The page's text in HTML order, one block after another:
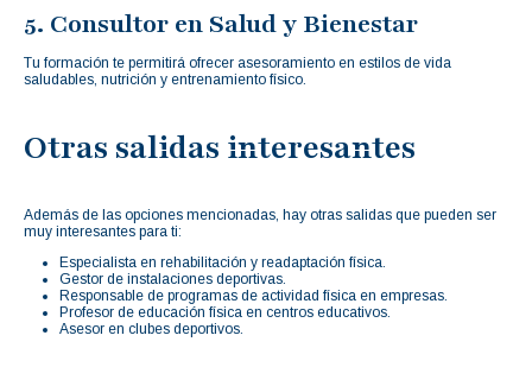
5. Consultor en Salud y Bienestar
Tu formación te permitirá ofrecer asesoramiento en estilos de vida
saludables, nutrición y entrenamiento físico.
Otras salidas interesantes
Además de las opciones mencionadas, hay otras salidas que pueden ser
muy interesantes para ti:
Especialista en rehabilitación y readaptación física.
Gestor de instalaciones deportivas.
Responsable de programas de actividad física en empresas.
Profesor de educación física en centros educativos.
Asesor en clubes deportivos.